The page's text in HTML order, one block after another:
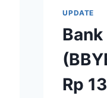
UPDATE
Rp